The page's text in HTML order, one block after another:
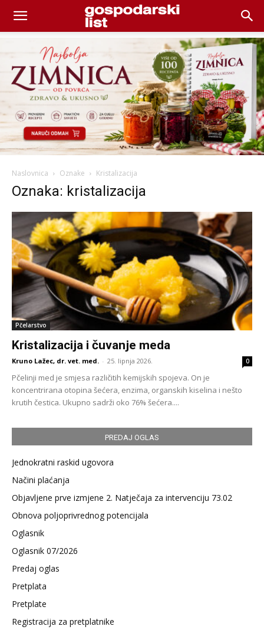
Naslovnica Oznake Kristalizacija
Oznaka: kristalizacija
Pčelarstvo
Kristalizacija i čuvanje meda
Kruno Lažec, dr. vet. med. - 25. lipnja 2026. 0
Pčelinji med je smjesa različitih kemijskih spojeva. On je
koncentrirana otopina šećera, enzima, organskih kiselina i nešto
krutih čestica. Ukupno sadrži oko 76% šećera....
PREDAJ OGLAS
Jednokratni raskid ugovora
Načini plaćanja
Objavljene prve izmjene 2. Natječaja za intervenciju 73.02
Obnova poljoprivrednog potencijala
Oglasnik
Oglasnik 07/2026
Predaj oglas
Pretplata
Pretplate
Registracija za pretplatnike